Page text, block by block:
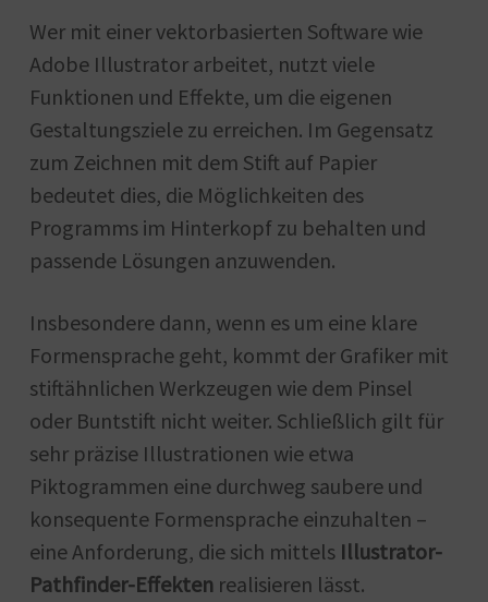
Wer mit einer vektorbasierten Software wie
Adobe Illustrator arbeitet, nutzt viele
Funktionen und Effekte, um die eigenen
Gestaltungsziele zu erreichen. Im Gegensatz
zum Zeichnen mit dem Stift auf Papier
bedeutet dies, die Möglichkeiten des
Programms im Hinterkopf zu behalten und
passende Lösungen anzuwenden.
Insbesondere dann, wenn es um eine klare
Formensprache geht, kommt der Grafiker mit
stiftähnlichen Werkzeugen wie dem Pinsel
oder Buntstift nicht weiter. Schließlich gilt für
sehr präzise Illustrationen wie etwa
Piktogrammen eine durchweg saubere und
konsequente Formensprache einzuhalten –
eine Anforderung, die sich mittels Illustrator-
Pathfinder-Effektenrealisieren lässt.